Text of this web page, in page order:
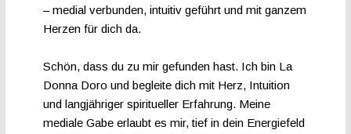
– medial verbunden, intuitiv geführt und mit ganzem
Herzen für dich da.
Schön, dass du zu mir gefunden hast. Ich bin La
Donna Doro und begleite dich mit Herz, Intuition
und langjähriger spiritueller Erfahrung. Meine
mediale Gabe erlaubt es mir, tief in dein Energiefeld